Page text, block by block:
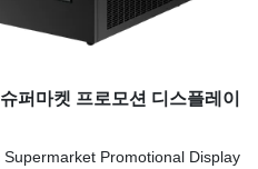
퍼마켓 프로모션 디스플레이
Supermarket Promotional Display